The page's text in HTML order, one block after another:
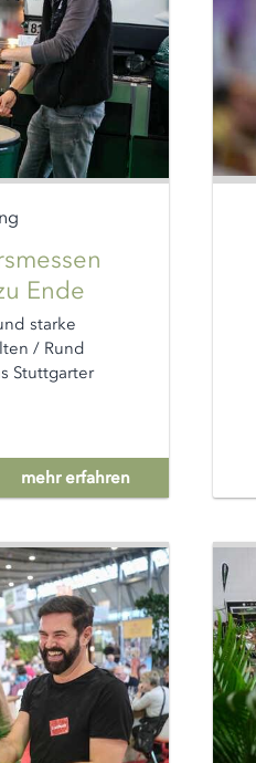
Ende
starke
/ Rund
Stuttgarter
mehr erfahren